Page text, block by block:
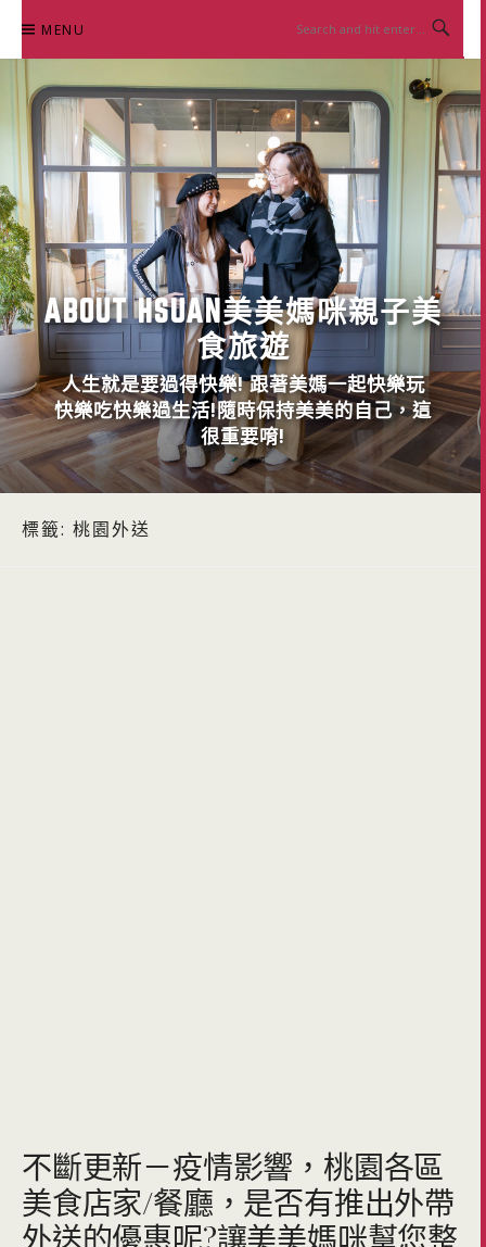
content
MENU
ABOUT HSUAN美美媽咪親子美
食旅遊
人生就是要過得快樂! 跟著美媽一起快樂玩
快樂吃快樂過生活!隨時保持美美的自己，這
很重要唷!
標籤: 桃園外送
不斷更新－疫情影響，桃園各區
美食店家/餐廳，是否有推出外帶
外送的優惠呢?讓美美媽咪幫您整